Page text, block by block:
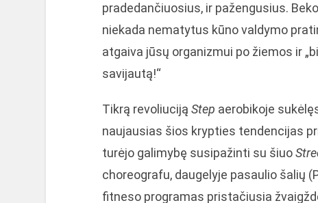
pradedančiuosius, ir pažengusius.
niekada nematytus kūno valdymo
atgaiva jūsų organizmui po žiemos ir
savijautą!“
Tikrą revoliuciją Step aerobikoje
naujausias šios krypties tendencijas
turėjo galimybę susipažinti su šiuo
choreografu, daugelyje pasaulio šalių
fitneso programas pristačiusia